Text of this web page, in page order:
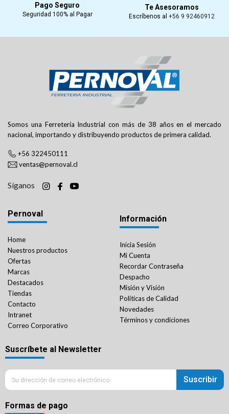
Pago Seguro
Seguridad 100% al Pagar
Te Asesoramos
Escríbenos al +56 9 92460912
Somos una Ferretería Industrial con más de 38 años en el mercado
nacional, importando y distribuyendo productos de primera calidad.
+56 322450111
ventas@pernoval.cl
Síganos
Pernoval
Home
Nuestros productos
Ofertas
Marcas
Destacados
Tiendas
Contacto
Intranet
Correo Corporativo
Información
Inicia Sesión
Mi Cuenta
Recordar Contraseña
Despacho
Misión y Visión
Políticas de Calidad
Novedades
Términos y condiciones
Suscríbete al Newsletter
Suscribir
Formas de pago